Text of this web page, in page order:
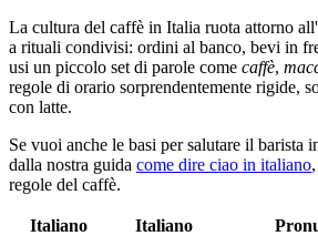
La cultura del caffè in Italia ruota attorno
a rituali condivisi: ordini al banco, bevi in
usi un piccolo set di parole come caffè,
regole di orario sorprendentemente rigide,
con latte.
Se vuoi anche le basi per salutare il barista
dalla nostra guida come dire ciao in italiano
regole del caffè.
Italiano Italiano